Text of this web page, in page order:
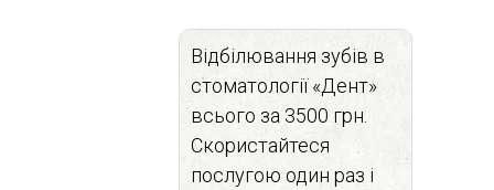
Відбілювання зубів в
стоматології «Дент»
всього за 3500 грн.
Скористайтеся
послугою один раз і